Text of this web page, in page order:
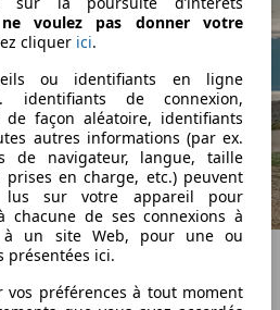
ne voulez pas donner votre
cliquer ici.
ou identifiants en ligne
identifiants de connexion,
de façon aléatoire, identifiants
autres informations (par ex.
de navigateur, langue, taille
prises en charge, etc.) peuvent
lus sur votre appareil pour
chacune de ses connexions à
à un site Web, pour une ou
présentées ici.
vos préférences à tout moment